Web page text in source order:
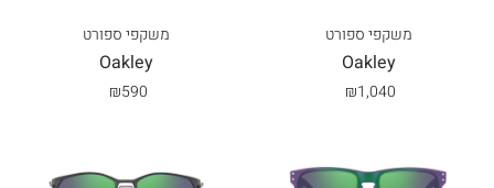
משקפי ספורט
₪590
Oakley
משקפי ספורט
₪1,040
Oakley